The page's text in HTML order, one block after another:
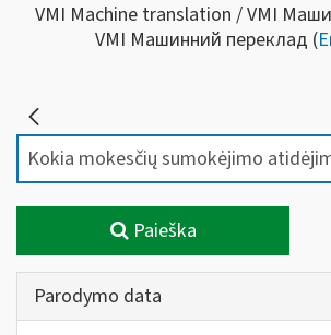
VMI Machine translation / VMI
VMI Машинний переклад (
Paieška
Parodymo data